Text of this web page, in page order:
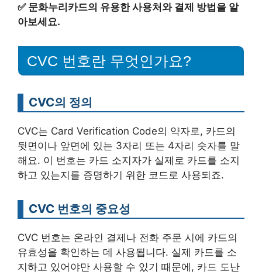
✅ 문화누리카드의 유용한 사용처와 결제 방법을 알
아보세요.
CVC 번호란 무엇인가요?
CVC의 정의
CVC는 Card Verification Code의 약자로, 카드의
뒷면이나 앞면에 있는 3자리 또는 4자리 숫자를 말
해요. 이 번호는 카드 소지자가 실제로 카드를 소지
하고 있는지를 증명하기 위한 코드로 사용되죠.
CVC 번호의 중요성
CVC 번호는 온라인 결제나 전화 주문 시에 카드의
유효성을 확인하는 데 사용됩니다. 실제 카드를 소
지하고 있어야만 사용할 수 있기 때문에, 카드 도난